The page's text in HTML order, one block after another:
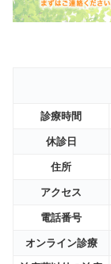
診療時間
休診日
住所
アクセス
電話番号
オンライン診療